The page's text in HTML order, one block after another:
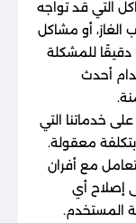
التي قد تواجه
الغاز، أو مشاكل
للمشكلة
أحدث
خدماتنا التي
معقولة.
مع أفران
إصلاح أي
المستخدم.